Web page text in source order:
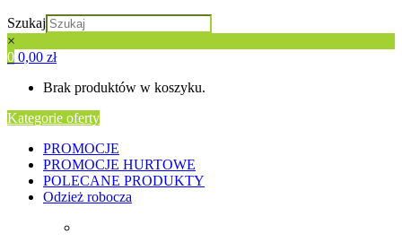
Szukaj
×
0 0,00 zł
Brak produktów w koszyku.
Kategorie oferty
PROMOCJE
PROMOCJE HURTOWE
POLECANE PRODUKTY
Odzież robocza